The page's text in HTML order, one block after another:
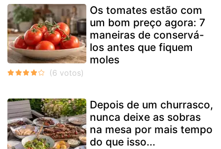
Os tomates estão com
um bom preço agora: 7
maneiras de conservá-
los antes que fiquem
moles
Depois de um churrasco,
nunca deixe as sobras
na mesa por mais tempo
do que isso...